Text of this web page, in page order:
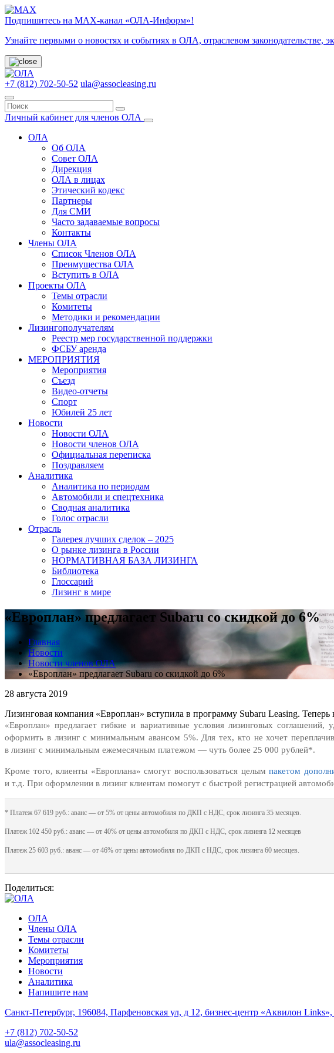
Подпишитесь на МАХ-канал «ОЛА-Информ»!
Узнайте первыми о новостях и событиях в ОЛА, отраслевом законодательстве,
+7 (812) 702-50-52 ula@assocleasing.ru
Личный кабинет для членов ОЛА
ОЛА
Об ОЛА
Совет ОЛА
Дирекция
ОЛА в лицах
Этический кодекс
Партнеры
Для СМИ
Часто задаваемые вопросы
Контакты
Члены ОЛА
Список Членов ОЛА
Преимущества ОЛА
Вступить в ОЛА
Проекты ОЛА
Темы отрасли
Комитеты
Методики и рекомендации
Лизингополучателям
Реестр мер государственной поддержки
ФСБУ аренда
МЕРОПРИЯТИЯ
Мероприятия
Съезд
Видео-отчеты
Спорт
Юбилей 25 лет
Новости
Новости ОЛА
Новости членов ОЛА
Официальная переписка
Поздравляем
Аналитика
Аналитика по периодам
Автомобили и спецтехника
Сводная аналитика
Голос отрасли
Отрасль
Галерея лучших сделок – 2025
О рынке лизинга в России
НОРМАТИВНАЯ БАЗА ЛИЗИНГА
Библиотека
Глоссарий
Лизинг в мире
«Европлан» предлагает Subaru со скидкой до 6%
Главная
Новости
Новости членов ОЛА
«Европлан» предлагает Subaru со скидкой до 6%
28 августа 2019
Лизинговая компания «Европлан» вступила в программу Subaru Leasing.
«Европлан» предлагает гибкие и вариативные условия лизинговых
оформить в лизинг с минимальным авансом 5%. Для тех, кто не хочет
в лизинг с минимальным ежемесячным платежом — чуть более 25 000 рублей*.
Кроме того, клиенты «Европлана» смогут воспользоваться целымпакетом
и т.д. При оформлении в лизинг клиентам помогут с быстрой регистрацией
* Платеж 67 619 руб.: аванс — от 5% от цены автомобиля по ДКП с НДС, срок лизинга 35 месяцев.
Платеж 102 450 руб.: аванс — от 40% от цены автомобиля по ДКП с НДС, срок лизинга 12 месяцев
Платеж 25 603 руб.: аванс — от 46% от цены автомобиля по ДКП с НДС, срок лизинга 60 месяцев.
Поделиться:
ОЛА
Члены ОЛА
Темы отрасли
Комитеты
Мероприятия
Новости
Аналитика
Напишите нам
Санкт-Петербург, 196084, Парфеновская ул, д 12, бизнес-центр «Аквилон
+7 (812) 702-50-52
ula@assocleasing.ru